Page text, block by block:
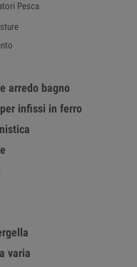
Pesca
arredo bagno
infissi in ferro
varia